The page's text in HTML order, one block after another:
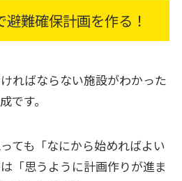
難確保計画を作る！
ればならない施設がわかった
です。
ても「なにから始めればよい
「思うように計画作りが進ま